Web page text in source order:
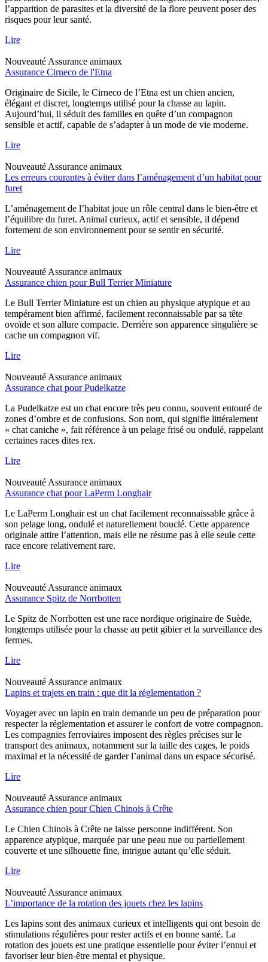
l’apparition de parasites et la diversité de la flore peuvent poser des
risques pour leur santé.
Lire
Nouveauté Assurance animaux
Assurance Cirneco de l'Etna
Originaire de Sicile, le Cirneco de l’Etna est un chien ancien,
élégant et discret, longtemps utilisé pour la chasse au lapin.
Aujourd’hui, il séduit des familles en quête d’un compagnon
sensible et actif, capable de s’adapter à un mode de vie moderne.
Lire
Nouveauté Assurance animaux
Les erreurs courantes à éviter dans l’aménagement d’un habitat pour
furet
L’aménagement de l’habitat joue un rôle central dans le bien-être et
l’équilibre du furet. Animal curieux, actif et sensible, il dépend
fortement de son environnement pour se sentir en sécurité.
Lire
Nouveauté Assurance animaux
Assurance chien pour Bull Terrier Miniature
Le Bull Terrier Miniature est un chien au physique atypique et au
tempérament bien affirmé, facilement reconnaissable par sa tête
ovoïde et son allure compacte. Derrière son apparence singulière se
cache un compagnon vif.
Lire
Nouveauté Assurance animaux
Assurance chat pour Pudelkatze
La Pudelkatze est un chat encore très peu connu, souvent entouré de
zones d’ombre et de confusions. Son nom, qui signifie littéralement
« chat caniche », fait référence à un pelage frisé ou ondulé, rappelant
certaines races dites rex.
Lire
Nouveauté Assurance animaux
Assurance chat pour LaPerm Longhair
Le LaPerm Longhair est un chat facilement reconnaissable grâce à
son pelage long, ondulé et naturellement bouclé. Cette apparence
originale attire l’attention, mais elle ne résume pas à elle seule cette
race encore relativement rare.
Lire
Nouveauté Assurance animaux
Assurance Spitz de Norrbotten
Le Spitz de Norrbotten est une race nordique originaire de Suède,
longtemps utilisée pour la chasse au petit gibier et la surveillance des
fermes.
Lire
Nouveauté Assurance animaux
Lapins et trajets en train : que dit la réglementation ?
Voyager avec un lapin en train demande un peu de préparation pour
respecter la réglementation et assurer le confort de votre compagnon.
Les compagnies ferroviaires imposent des règles précises sur le
transport des animaux, notamment sur la taille des cages, le poids
maximal et la nécessité de garder l’animal dans un espace sécurisé.
Lire
Nouveauté Assurance animaux
Assurance chien pour Chien Chinois à Crête
Le Chien Chinois à Crête ne laisse personne indifférent. Son
apparence atypique, marquée par une peau nue ou partiellement
couverte et une silhouette fine, intrigue autant qu’elle séduit.
Lire
Nouveauté Assurance animaux
L’importance de la rotation des jouets chez les lapins
Les lapins sont des animaux curieux et intelligents qui ont besoin de
stimulations régulières pour rester actifs et en bonne santé. La
rotation des jouets est une pratique essentielle pour éviter l’ennui et
favoriser leur bien-être mental et physique.